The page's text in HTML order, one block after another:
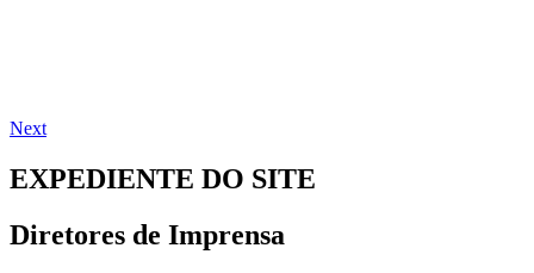
Next
EXPEDIENTE DO SITE
Diretores de Imprensa